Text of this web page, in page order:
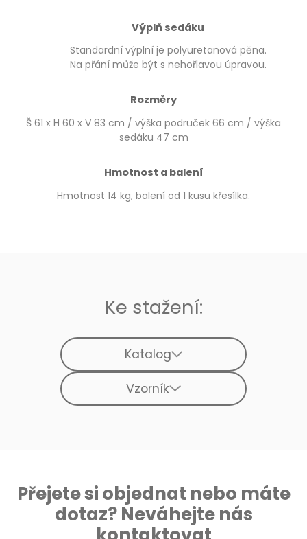
Výplň sedáku
Standardní výplní je polyuretanová pěna.
Na přání může být s nehořlavou úpravou.
Rozměry
Š 61 x H 60 x V 83 cm / výška područek 66 cm / výška
sedáku 47 cm
Hmotnost a balení
Hmotnost 14 kg, balení od 1 kusu křesílka.
Ke stažení:
Katalog
Vzorník
Přejete si objednat nebo máte
dotaz? Neváhejte nás